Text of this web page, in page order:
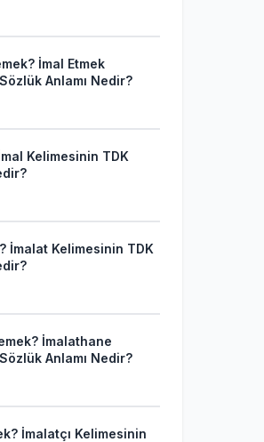
İmal Etmek
Anlamı Nedir?
Kelimesinin TDK
İmalat Kelimesinin TDK
İmalathane
Anlamı Nedir?
İmalatçı Kelimesinin